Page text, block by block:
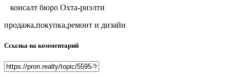
консалт бюро Охта-риэлти
продажа,покупка,ремонт и дизайн
Ссылка на комментарий